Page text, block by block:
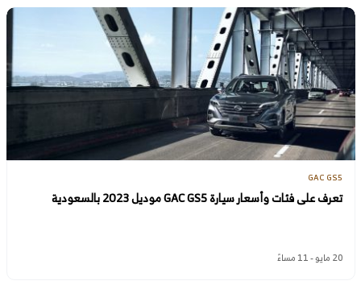
GAC GS5
تعرف على فئات وأسعار سيارة GAC GS5 موديل 2023 بالسعودية
20 مايو - 11 مساءً